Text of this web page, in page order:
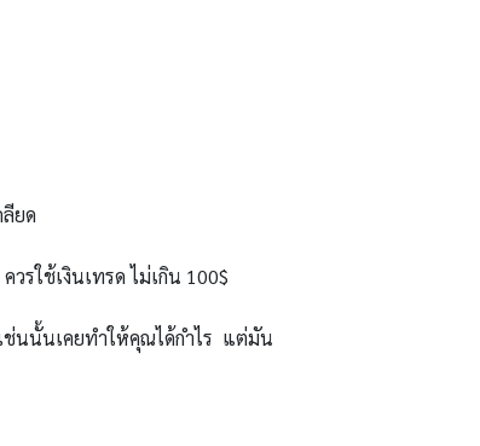
ยด
รใช้เงินเทรด ไม่เกิน 100$
ช่นนั้นเคยทำให้คุณได้กำไร แต่มัน